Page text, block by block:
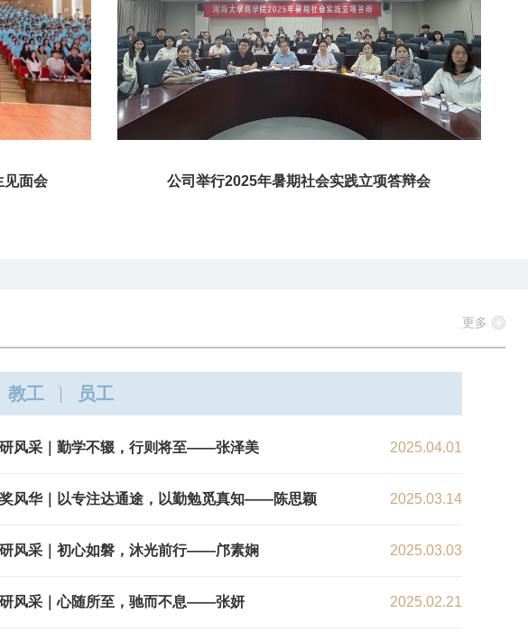
师参加此次交流活动。
春生教授指出，本次交流成功搭建起高效务实的校企沟通平台，双
在人才培养与科研创新层面的需求高度契合，为后续
见面会 公司举行2025年暑期社会实践立项答辩会
更多
教工 员工
研风采｜勤学不辍，行则将至——张泽美 2025.04.01
奖风华｜以专注达通途，以勤勉觅真知——陈思颖 2025.03.14
研风采｜初心如磐，沐光前行——邝素娴 2025.03.03
研风采｜心随所至，驰而不息——张妍 2025.02.21